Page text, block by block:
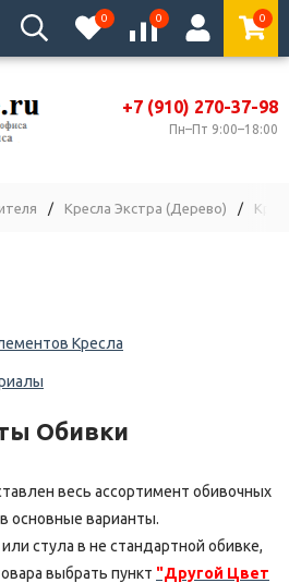
0 0 0
+7 (910) 270-37-98
Пн–Пт 9:00–18:00
/ Кресла Экстра (Дерево) /
Кресла
Обивки
весь ассортимент обивочных
основные варианты.
стула в не стандартной обивке,
выбрать пункт "Другой Цвет